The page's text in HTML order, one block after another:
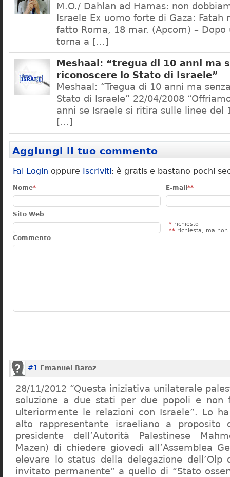
M.O./ Dahlan ad Hamas: non
Israele Ex uomo forte di Gaza: Fatah
fatto Roma, 18 mar. (Apcom) – Dopo
torna a […]
Meshaal: “tregua di 10 anni ma
riconoscere lo Stato di Israele”
Meshaal: “Tregua di 10 anni ma
Stato di Israele” 22/04/2008
anni se Israele si ritira sulle linee del
[…]
Aggiungi il tuo commento
Fai Login oppure Iscriviti: è gratis e bastano pochi
Nome* E-mail **
Sito Web
* richiesto
** richiesta, ma non
Commento
#1 Emanuel Baroz
28/11/2012 “Questa iniziativa unilaterale
soluzione a due stati per due popoli e non
ulteriormente le relazioni con Israele”. Lo
alto rappresentante israeliano a proposito
presidente dell’Autorità Palestinese
Mazen) di chiedere giovedì all’Assemblea
elevare lo status della delegazione dell’Olp
invitato permanente” a quello di “Stato